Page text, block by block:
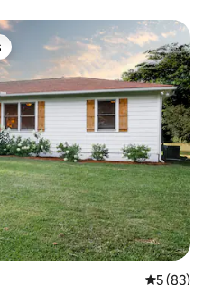
plus appréciés
5 (83)